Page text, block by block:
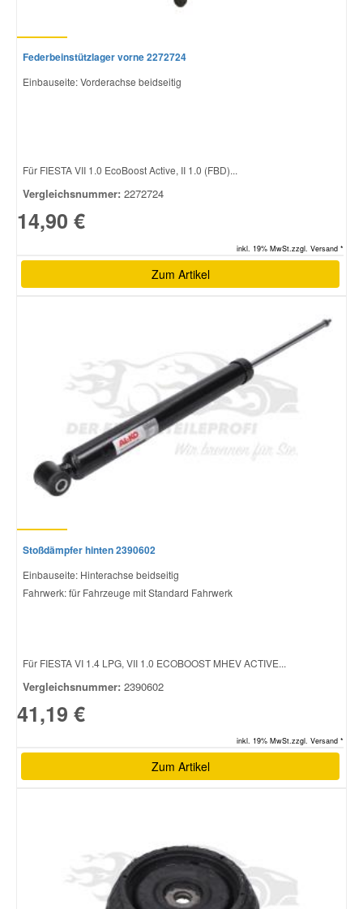
Federbeinstützlager vorne 2272724
Einbauseite: Vorderachse beidseitig
Für FIESTA VII 1.0 EcoBoost Active, II 1.0 (FBD)...
Vergleichsnummer: 2272724
14,90 €
inkl. 19% MwSt.zzgl. Versand *
Zum Artikel
Stoßdämpfer hinten 2390602
Einbauseite: Hinterachse beidseitig
Fahrwerk: für Fahrzeuge mit Standard Fahrwerk
Für FIESTA VI 1.4 LPG, VII 1.0 ECOBOOST MHEV ACTIVE...
Vergleichsnummer: 2390602
41,19 €
inkl. 19% MwSt.zzgl. Versand *
Zum Artikel